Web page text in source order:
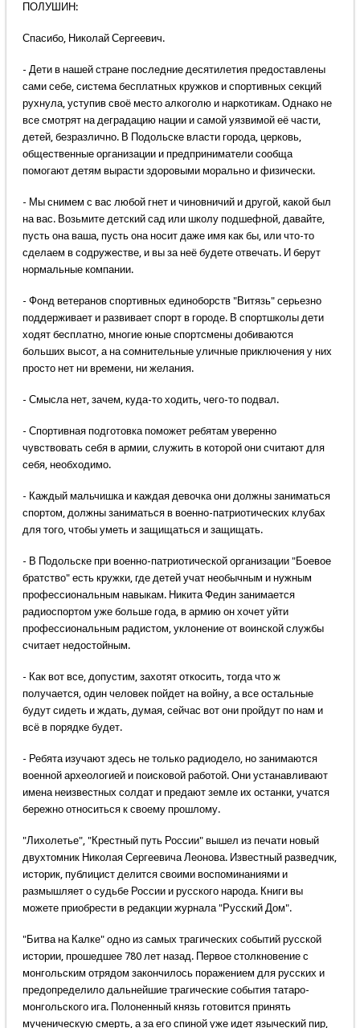
ПОЛУШИН:
Спасибо, Николай Сергеевич.
- Дети в нашей стране последние десятилетия предоставлены
сами себе, система бесплатных кружков и спортивных секций
рухнула, уступив своё место алкоголю и наркотикам. Однако не
все смотрят на деградацию нации и самой уязвимой её части,
детей, безразлично. В Подольске власти города, церковь,
общественные организации и предприниматели сообща
помогают детям вырасти здоровыми морально и физически.
- Мы снимем с вас любой гнет и чиновничий и другой, какой был
на вас. Возьмите детский сад или школу подшефной, давайте,
пусть она ваша, пусть она носит даже имя как бы, или что-то
сделаем в содружестве, и вы за неё будете отвечать. И берут
нормальные компании.
- Фонд ветеранов спортивных единоборств "Витязь" серьезно
поддерживает и развивает спорт в городе. В спортшколы дети
ходят бесплатно, многие юные спортсмены добиваются
больших высот, а на сомнительные уличные приключения у них
просто нет ни времени, ни желания.
- Смысла нет, зачем, куда-то ходить, чего-то подвал.
- Спортивная подготовка поможет ребятам уверенно
чувствовать себя в армии, служить в которой они считают для
себя, необходимо.
- Каждый мальчишка и каждая девочка они должны заниматься
спортом, должны заниматься в военно-патриотических клубах
для того, чтобы уметь и защищаться и защищать.
- В Подольске при военно-патриотической организации "Боевое
братство" есть кружки, где детей учат необычным и нужным
профессиональным навыкам. Никита Федин занимается
радиоспортом уже больше года, в армию он хочет уйти
профессиональным радистом, уклонение от воинской службы
считает недостойным.
- Как вот все, допустим, захотят откосить, тогда что ж
получается, один человек пойдет на войну, а все остальные
будут сидеть и ждать, думая, сейчас вот они пройдут по нам и
всё в порядке будет.
- Ребята изучают здесь не только радиодело, но занимаются
военной археологией и поисковой работой. Они устанавливают
имена неизвестных солдат и предают земле их останки, учатся
бережно относиться к своему прошлому.
"Лихолетье", "Крестный путь России" вышел из печати новый
двухтомник Николая Сергеевича Леонова. Известный разведчик,
историк, публицист делится своими воспоминаниями и
размышляет о судьбе России и русского народа. Книги вы
можете приобрести в редакции журнала "Русский Дом".
"Битва на Калке" одно из самых трагических событий русской
истории, прошедшее 780 лет назад. Первое столкновение с
монгольским отрядом закончилось поражением для русских и
предопределило дальнейшие трагические события татаро-
монгольского ига. Полоненный князь готовится принять
мученическую смерть, а за его спиной уже идет языческий пир,